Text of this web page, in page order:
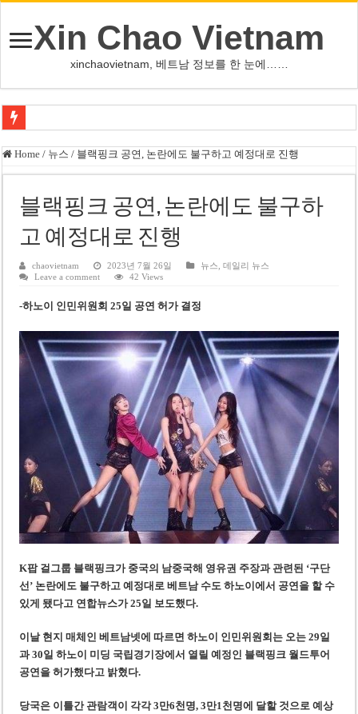
Xin Chao Vietnam
xinchaovietnam, 베트남 정보를 한 눈에……
쩐 타인 먼 베트남 국회의장 “외교 성과, 국가 위상 제고에 크게 기여”
싱가포르 하오마트, 마지막 프리미엄 매장 폐점… 적자·소송 악재 속 사업 축
베트남 은행 분기 순이익 1조 동 시대…비엣콤뱅크 등 5곳 돌파
PNJ, 다이아몬드 밀수 여파에 2분기 적자… 10월 임시 주총 개최
케펠, 투티엠 엠파이어시티 지분 전량 2억7000만 달러에 매각
베트남 MB은행, 2026년 수익 목표 자신…부동산 대출 비율 13% 고수
베트남주식 HAT, 15년 연속 현금 배당…주당 3,000동 지급
‘1,000억 달러 남북고속철 투자’ 호언장담 메콜로르 회장 체포
베트남 세무당국, 납세자 정보 공개 기준·절차 명확화
Home / 뉴스 / 블랙핑크 공연, 논란에도 불구하고 예정대로 진행
블랙핑크 공연, 논란에도 불구하
고 예정대로 진행
chaovietnam 2023년 7월 26일 뉴스 ,데일리 뉴스
Leave a comment
42 Views
-하노이 인민위원회 25일 공연 허가 결정
K팝 걸그룹 블랙핑크가 중국의 남중국해 영유권 주장과 관련된 ‘구단
선’ 논란에도 불구하고 예정대로 베트남 수도 하노이에서 공연을 할 수
있게 됐다고 연합뉴스가 25일 보도했다.
이날 현지 매체인 베트남넷에 따르면 하노이 인민위원회는 오는 29일
과 30일 하노이 미딩 국립경기장에서 열릴 예정인 블랙핑크 월드투어
공연을 허가했다고 밝혔다.
당국은 이틀간 관람객이 각각 3만6천명, 3만1천명에 달할 것으로 예상